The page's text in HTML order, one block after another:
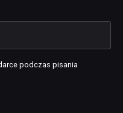
podczas pisania